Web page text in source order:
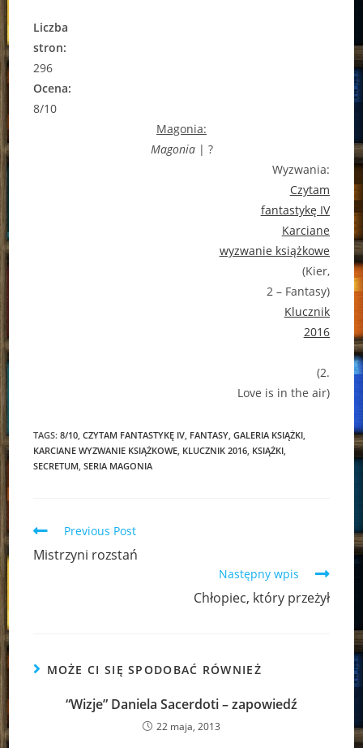
Liczba
stron:
296
Ocena:
8/10
Magonia:
Magonia| ?
Wyzwania:
Czytam
fantastykę IV
Karciane
wyzwanie książkowe
(Kier,
2 – Fantasy)
Klucznik
2016
(2.
Love is in the air)
TAGS:8/10 CZYTAM FANTASTYKĘ IV FANTASY GALERIA KSIĄŻKI
KARCIANE WYZWANIE KSIĄŻKOWE KLUCZNIK 2016 KSIĄŻKI
SECRETUM SERIA MAGONIA
Read
articles
Previous Post
Mistrzyni rozstań
Następny wpis
Chłopiec, który przeżył
MOŻE CI SIĘ SPODOBAĆ RÓWNIEŻ
“Wizje” Daniela Sacerdoti – zapowiedź
22 maja, 2013